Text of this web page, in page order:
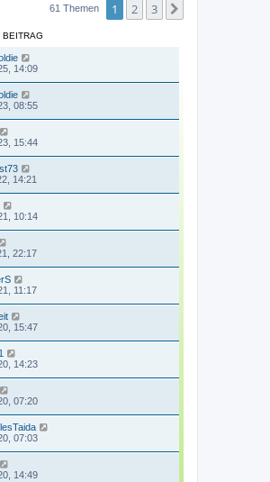
61 Themen 1 2 3
BEITRAG
14:09
08:55
15:44
14:21
10:14
22:17
11:17
15:47
14:23
07:20
07:03
14:49